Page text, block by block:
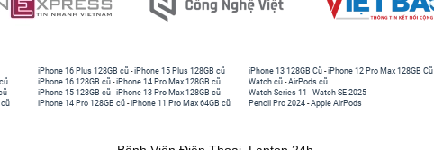
cũ
iPhone 16 Plus 128GB cũ -iPhone 15 Plus 128GB cũ
iPhone 16 128GB cũ -iPhone 14 Pro Max 128GB cũ
iPhone 15 128GB cũ -iPhone 13 Pro Max 128GB cũ
iPhone 14 Pro 128GB cũ -iPhone 11 Pro Max 64GB cũ
iPhone 13 128GB Cũ -iPhone 12 Pro Max 128GB Cũ
Watch cũ -AirPods cũ
Watch Series 11 -Watch SE 2025
Pencil Pro 2024 -Apple AirPods